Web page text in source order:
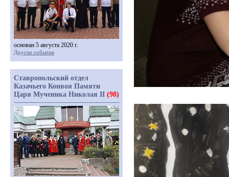
основан 5 августа 2020 г.
Другие события
Ставропольский отдел
Казачьего Конвоя Памяти
Царя Мученика Николая II (98)